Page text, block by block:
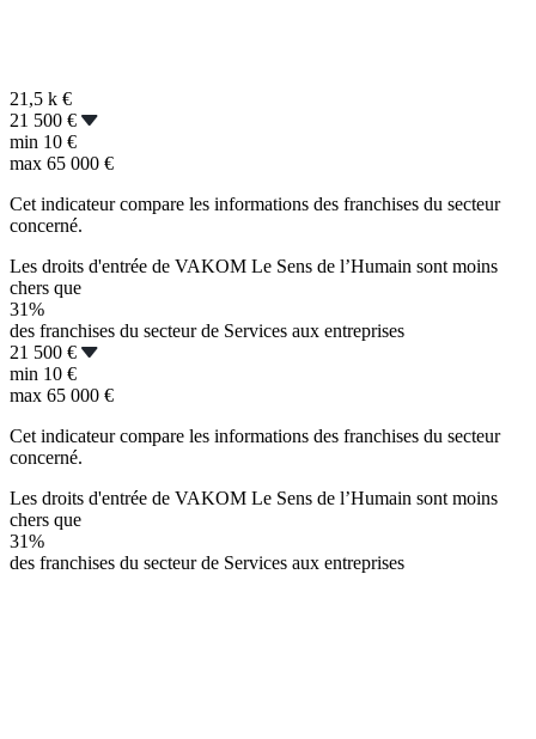
21,5 k €
21 500 €
min 10 €
max 65 000 €
Cet indicateur compare les informations des franchises du secteur
concerné.
Les droits d'entrée de VAKOM Le Sens de l’Humain sont moins
chers que
31%
des franchises du secteur de Services aux entreprises
21 500 €
min 10 €
max 65 000 €
Cet indicateur compare les informations des franchises du secteur
concerné.
Les droits d'entrée de VAKOM Le Sens de l’Humain sont moins
chers que
31%
des franchises du secteur de Services aux entreprises